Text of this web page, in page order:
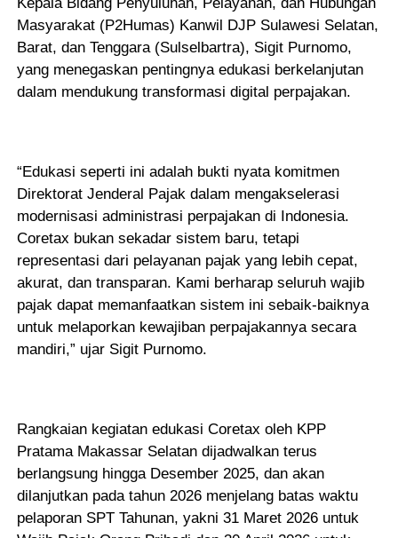
Masyarakat (P2Humas) Kanwil DJP Sulawesi Selatan,
Barat, dan Tenggara (Sulselbartra), Sigit Purnomo,
yang menegaskan pentingnya edukasi berkelanjutan
dalam mendukung transformasi digital perpajakan.
“Edukasi seperti ini adalah bukti nyata komitmen
Direktorat Jenderal Pajak dalam mengakselerasi
modernisasi administrasi perpajakan di Indonesia.
Coretax bukan sekadar sistem baru, tetapi
representasi dari pelayanan pajak yang lebih cepat,
akurat, dan transparan. Kami berharap seluruh wajib
pajak dapat memanfaatkan sistem ini sebaik-baiknya
untuk melaporkan kewajiban perpajakannya secara
mandiri,” ujar Sigit Purnomo.
Rangkaian kegiatan edukasi Coretax oleh KPP
Pratama Makassar Selatan dijadwalkan terus
berlangsung hingga Desember 2025, dan akan
dilanjutkan pada tahun 2026 menjelang batas waktu
pelaporan SPT Tahunan, yakni 31 Maret 2026 untuk